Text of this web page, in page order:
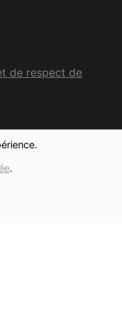
.
de respect de